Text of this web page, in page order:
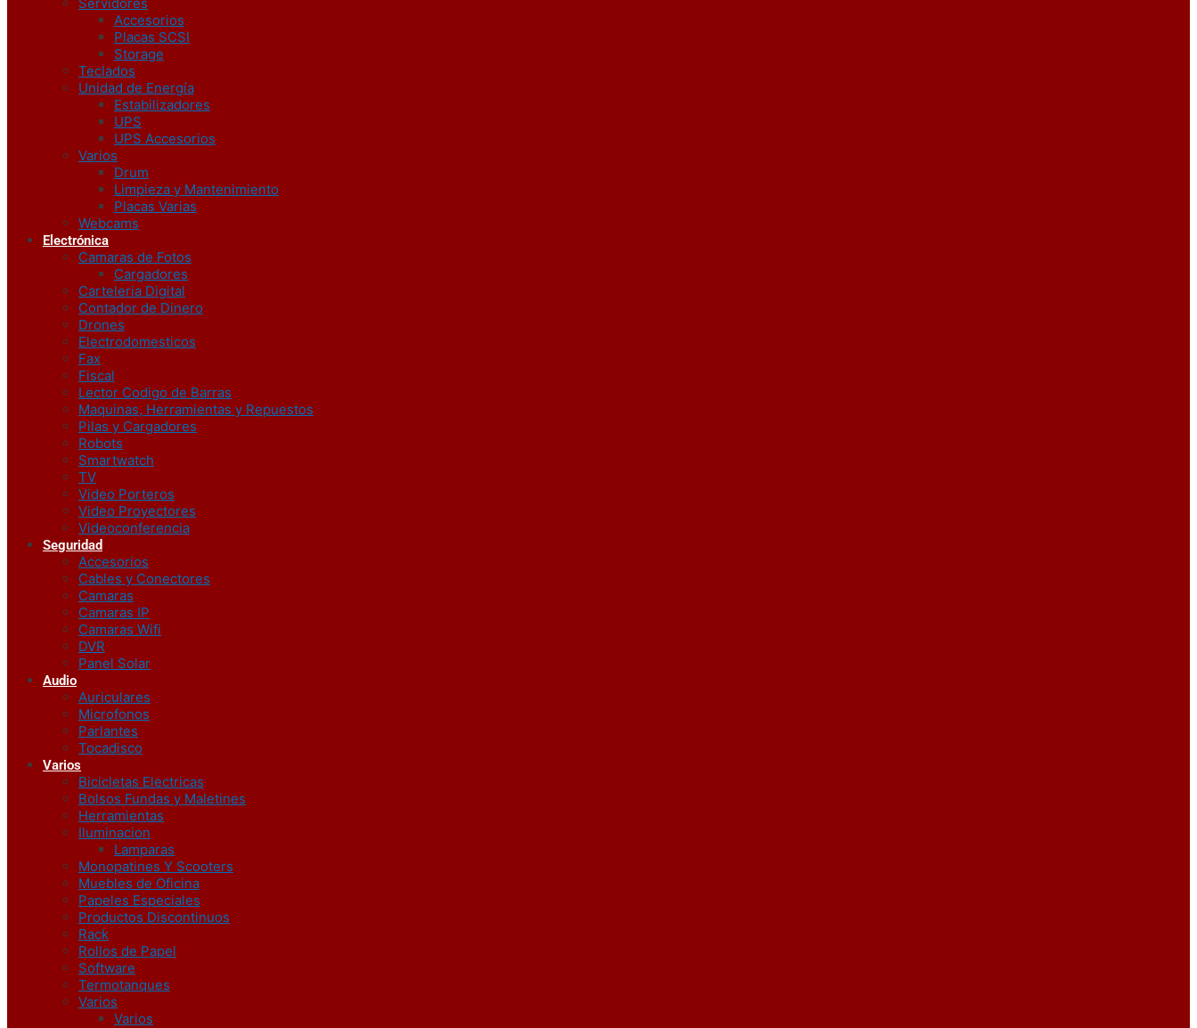
Accesorios
Placas SCSI
Storage
Teclados
Unidad de Energía
Estabilizadores
UPS
UPS Accesorios
Varios
Drum
Limpieza y Mantenimiento
Placas Varias
Webcams
Electrónica
Camaras de Fotos
Cargadores
Carteleria Digital
Contador de Dinero
Drones
Electrodomesticos
Fax
Fiscal
Lector Codigo de Barras
Maquinas, Herramientas y Repuestos
Pilas y Cargadores
Robots
Smartwatch
TV
Video Porteros
Video Proyectores
Videoconferencia
Seguridad
Accesorios
Cables y Conectores
Camaras
Camaras IP
Camaras Wifi
DVR
Panel Solar
Audio
Auriculares
Microfonos
Parlantes
Tocadisco
Varios
Bicicletas Electricas
Bolsos Fundas y Maletines
Herramientas
Iluminacion
Lamparas
Monopatines Y Scooters
Muebles de Oficina
Papeles Especiales
Productos Discontinuos
Rack
Rollos de Papel
Software
Termotanques
Varios
Varios